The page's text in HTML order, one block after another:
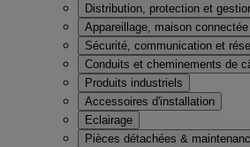
Distribution, protection et
Appareillage, maison
Sécurité, communication et
Conduits et cheminements de
Produits industriels
Accessoires d'installation
Eclairage
Pièces détachées &